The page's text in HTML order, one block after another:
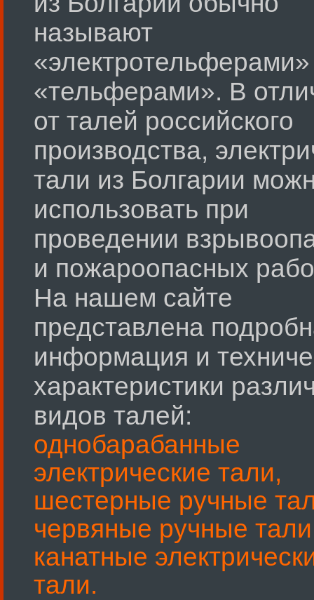
называют
«тельферами». В
от талей российского
производства,
тали из Болгарии
использовать при
проведении
и пожароопасных
На нашем сайте
представлена
информация и
характеристики
видов талей:
однобарабанные
электрические тали,
шестерные ручные
червяные ручные
канатные
тали.